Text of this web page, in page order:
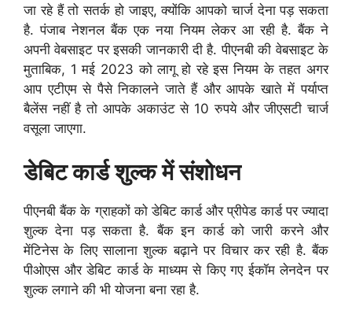
जा रहे हैं तो सतर्क हो जाइए, क्योंकि आपको चार्ज देना पड़ सकता
है. पंजाब नेशनल बैंक एक नया नियम लेकर आ रही है. बैंक ने
अपनी वेबसाइट पर इसकी जानकारी दी है. पीएनबी की वेबसाइट के
मुताबिक, 1 मई 2023 को लागू हो रहे इस नियम के तहत अगर
आप एटीएम से पैसे निकालने जाते हैं और आपके खाते में पर्याप्त
बैलेंस नहीं है तो आपके अकाउंट से 10 रुपये और जीएसटी चार्ज
वसूला जाएगा.
डेबिट कार्ड शुल्क में संशोधन
पीएनबी बैंक के ग्राहकों को डेबिट कार्ड और प्रीपेड कार्ड पर ज्यादा
शुल्क देना पड़ सकता है. बैंक इन कार्ड को जारी करने और
मेंटिनेस के लिए सालाना शुल्क बढ़ाने पर विचार कर रही है. बैंक
पीओएस और डेबिट कार्ड के माध्यम से किए गए ईकॉम लेनदेन पर
शुल्क लगाने की भी योजना बना रहा है.